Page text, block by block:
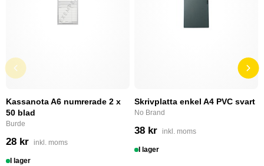
Kassanota A6 numrerade 2 x
50 blad
Burde
28 kr inkl. moms
I lager
Skrivplatta enkel A4 PVC svart
No Brand
38 kr inkl. moms
I lager